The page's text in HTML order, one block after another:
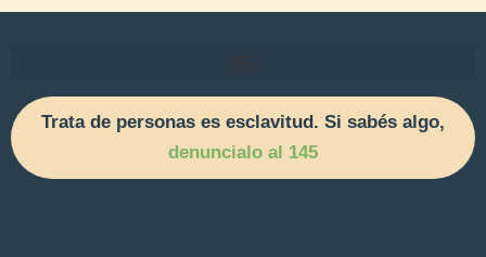
Trata de personas es esclavitud. Si sabés algo,
denuncialo al 145